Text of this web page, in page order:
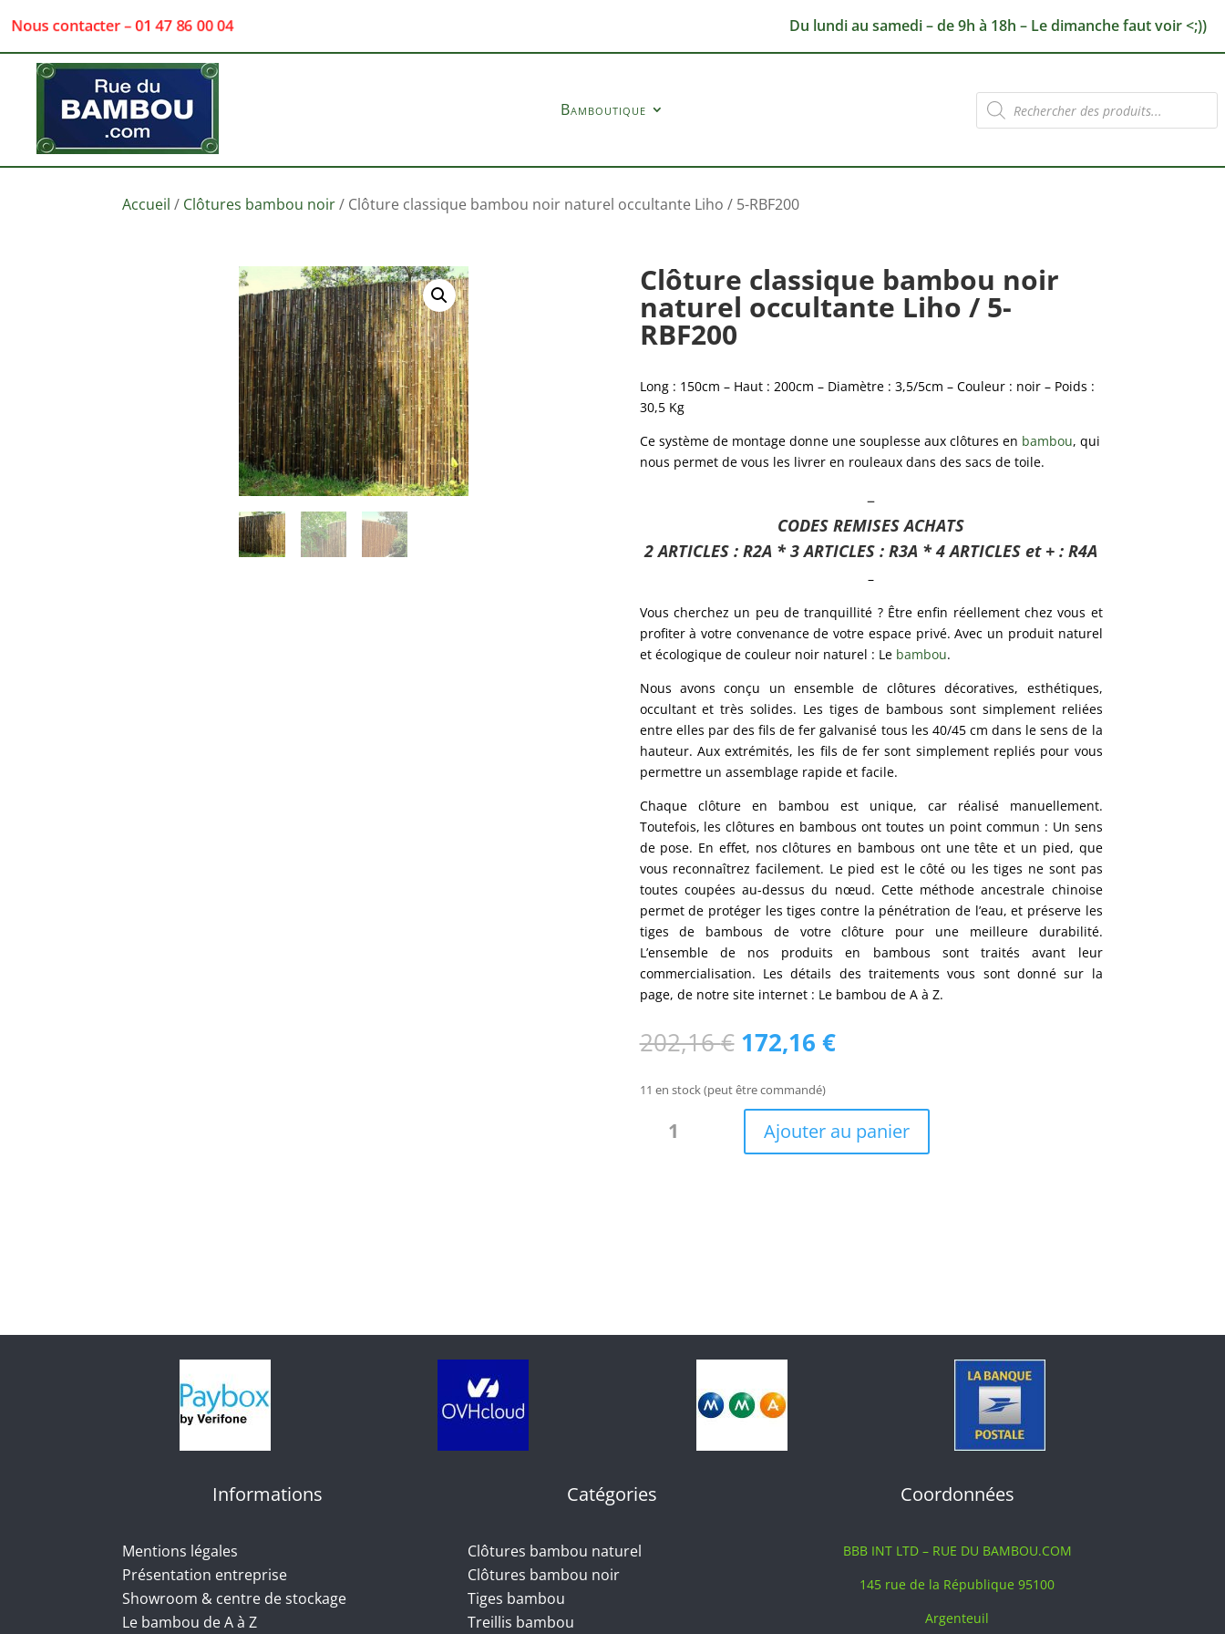
Nous contacter – 01 47 86 00 04 Du lundi au samedi – de 9h à 18h – Le dimanche faut voir <;))
Bamboutique
Recherche
de
produits
Accueil / Clôtures bambou noir/ Clôture classique bambou noir naturel occultante Liho / 5-RBF200
Clôture classique bambou noir
naturel occultante Liho / 5-
RBF200
Long : 150cm – Haut : 200cm – Diamètre : 3,5/5cm – Couleur : noir – Poids :
30,5 Kg
Ce système de montage donne une souplesse aux clôtures en bambou, qui
nous permet de vous les livrer en rouleaux dans des sacs de toile.
–
CODES REMISES ACHATS
2 ARTICLES : R2A * 3 ARTICLES : R3A * 4 ARTICLES et + : R4A
–
Vous cherchez un peu de tranquillité ? Être enfin réellement chez vous et
profiter à votre convenance de votre espace privé. Avec un produit naturel
et écologique de couleur noir naturel : Le bambou.
Nous avons conçu un ensemble de clôtures décoratives, esthétiques,
occultant et très solides. Les tiges de bambous sont simplement reliées
entre elles par des fils de fer galvanisé tous les 40/45 cm dans le sens de la
hauteur. Aux extrémités, les fils de fer sont simplement repliés pour vous
permettre un assemblage rapide et facile.
Chaque clôture en bambou est unique, car réalisé manuellement.
Toutefois, les clôtures en bambous ont toutes un point commun : Un sens
de pose. En effet, nos clôtures en bambous ont une tête et un pied, que
vous reconnaîtrez facilement. Le pied est le côté ou les tiges ne sont pas
toutes coupées au-dessus du nœud. Cette méthode ancestrale chinoise
permet de protéger les tiges contre la pénétration de l’eau, et préserve les
tiges de bambous de votre clôture pour une meilleure durabilité.
L’ensemble de nos produits en bambous sont traités avant leur
commercialisation. Les détails des traitements vous sont donné sur la
page, de notre site internet : Le bambou de A à Z.
202,16€ Le
prix
initial
était :
202,16 €.
172,16 €Le
prix
est :
172,16 €.
11 en stock (peut être commandé)
Ajouter au panier
Informations
Mentions légales
Présentation entreprise
Showroom & centre de stockage
Le bambou de A à Z
Catégories
Clôtures bambou naturel
Clôtures bambou noir
Tiges bambou
Treillis bambou
Coordonnées
BBB INT LTD – RUE DU BAMBOU.COM
145 rue de la République 95100
Argenteuil